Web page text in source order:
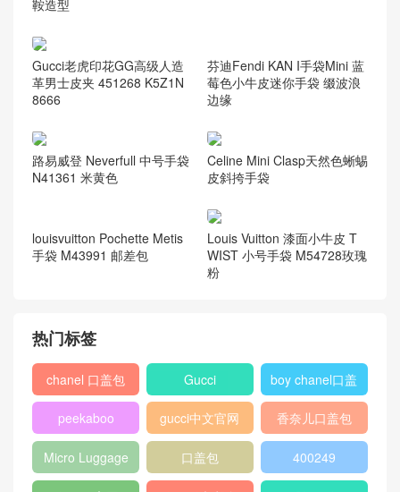
香奈儿(804)
chanel 2.55(36)
(579)
chanel 钱夹(13)
Gabrielle 手袋
最新推荐
Chloé Drew Motty grey 小粒
面小羊皮经典肩背包圆润马
鞍造型
澳门LOUIS VUITTON MACA
U ONE CENTRAL